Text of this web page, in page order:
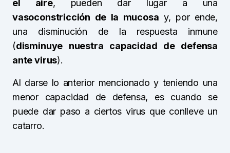
el aire, pueden dar lugar a una
vasoconstricción de la mucosa y, por ende,
una disminución de la respuesta inmune
(disminuye nuestra capacidad de defensa
ante virus).
Al darse lo anterior mencionado y teniendo una
menor capacidad de defensa, es cuando se
puede dar paso a ciertos virus que conlleve un
catarro.